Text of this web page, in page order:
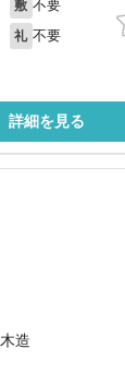
敷 不要
礼 不要
詳細を見る
木造